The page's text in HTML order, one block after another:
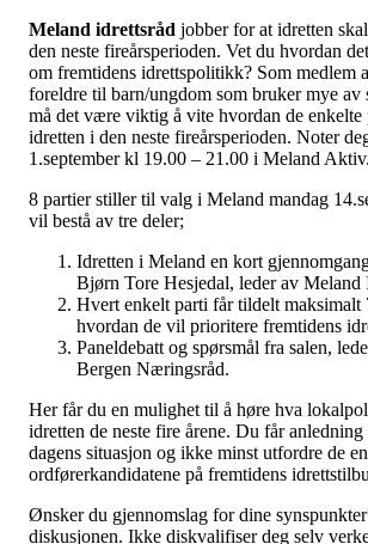
Meland idrettsråd jobber for at idretten
den neste fireårsperioden. Vet du hvordan
om fremtidens idrettspolitikk? Som medlem
foreldre til barn/ungdom som bruker mye av
må det være viktig å vite hvordan de
idretten i den neste fireårsperioden. Noter
1.september kl 19.00 – 21.00 i Meland Aktiv.
8 partier stiller til valg i Meland mandag
vil bestå av tre deler;
Idretten i Meland en kort
Bjørn Tore Hesjedal, leder av Meland
Hvert enkelt parti får tildelt maksimalt
hvordan de vil prioritere fremtidens
Paneldebatt og spørsmål fra salen,
Bergen Næringsråd.
Her får du en mulighet til å høre hva
idretten de neste fire årene. Du får
dagens situasjon og ikke minst utfordre de
ordførerkandidatene på fremtidens
Ønsker du gjennomslag for dine
diskusjonen. Ikke diskvalifiser deg selv